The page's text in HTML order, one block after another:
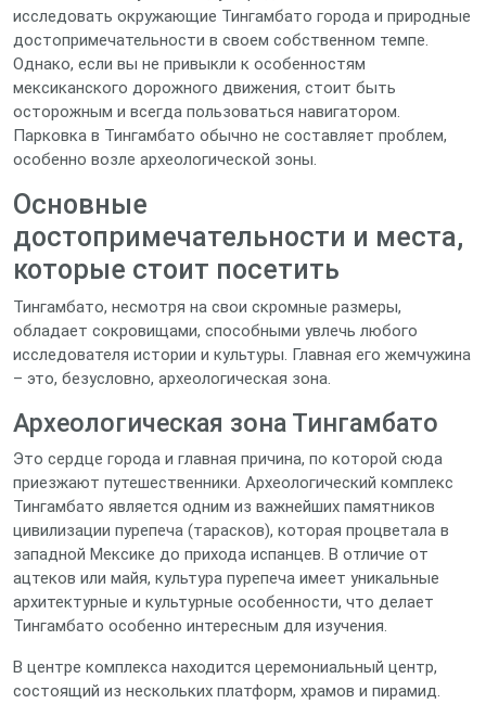
исследовать окружающие Тингамбато города и природные
достопримечательности в своем собственном темпе.
Однако, если вы не привыкли к особенностям
мексиканского дорожного движения, стоит быть
осторожным и всегда пользоваться навигатором.
Парковка в Тингамбато обычно не составляет проблем,
особенно возле археологической зоны.
Основные
достопримечательности и места,
которые стоит посетить
Тингамбато, несмотря на свои скромные размеры,
обладает сокровищами, способными увлечь любого
исследователя истории и культуры. Главная его жемчужина
– это, безусловно, археологическая зона.
Археологическая зона Тингамбато
Это сердце города и главная причина, по которой сюда
приезжают путешественники. Археологический комплекс
Тингамбато является одним из важнейших памятников
цивилизации пурепеча (тарасков), которая процветала в
западной Мексике до прихода испанцев. В отличие от
ацтеков или майя, культура пурепеча имеет уникальные
архитектурные и культурные особенности, что делает
Тингамбато особенно интересным для изучения.
В центре комплекса находится церемониальный центр,
состоящий из нескольких платформ, храмов и пирамид.